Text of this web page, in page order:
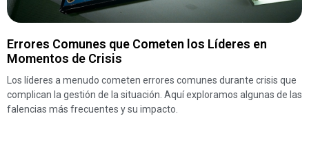
Errores Comunes que Cometen los Líderes en
Momentos de Crisis
Los líderes a menudo cometen errores comunes durante crisis que
complican la gestión de la situación. Aquí exploramos algunas de las
falencias más frecuentes y su impacto.